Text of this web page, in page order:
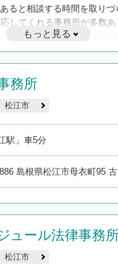
ると相談する時間を取りづ
してくれる事務所が多数あ
そうな場合はそのような事
う。
を加えて再検索
もっと見る
務所
松江市
駅」車5分
島根県松江市母衣町95
ュール法律事務
松江市